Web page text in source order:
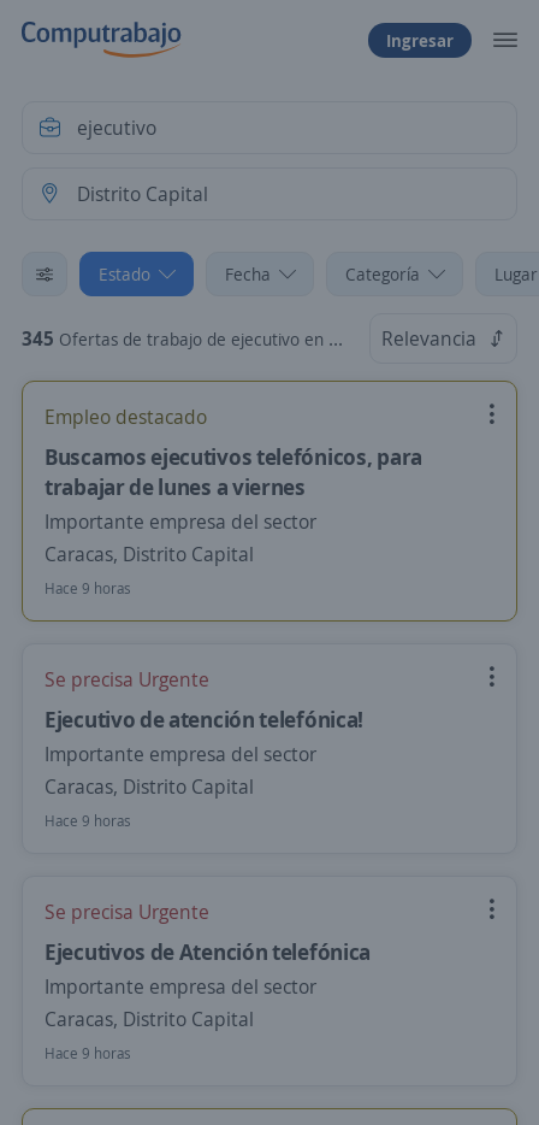
Ingresar
Estado Fecha Categoría
345 Ofertas de trabajo de ejecutivo en Distrito Capital Relevancia
Empleo destacado
Buscamos ejecutivos telefónicos, para
trabajar de lunes a viernes
Importante empresa del sector
Caracas, Distrito Capital
Hace 9 horas
Se precisa Urgente
Ejecutivo de atención telefónica!
Importante empresa del sector
Caracas, Distrito Capital
Hace 9 horas
Se precisa Urgente
Ejecutivos de Atención telefónica
Importante empresa del sector
Caracas, Distrito Capital
Hace 9 horas